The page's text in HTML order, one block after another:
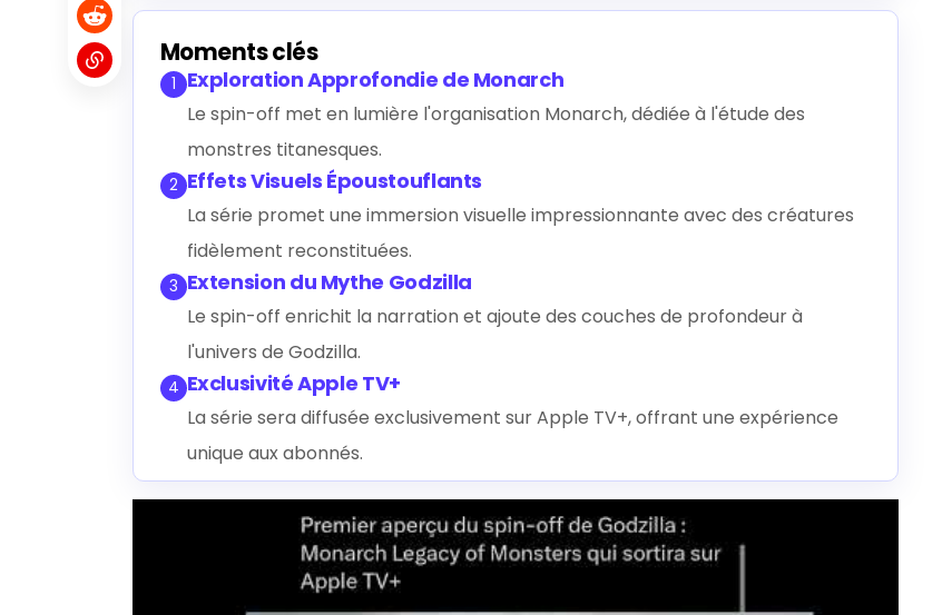
Moments clés
1 Exploration Approfondie de Monarch
Le spin-off met en lumière l'organisation Monarch, dédiée à l'étude des
monstres titanesques.
2 Effets Visuels Époustouflants
La série promet une immersion visuelle impressionnante avec des créatures
fidèlement reconstituées.
3 Extension du Mythe Godzilla
Le spin-off enrichit la narration et ajoute des couches de profondeur à
l'univers de Godzilla.
4 Exclusivité Apple TV+
La série sera diffusée exclusivement sur Apple TV+, offrant une expérience
unique aux abonnés.